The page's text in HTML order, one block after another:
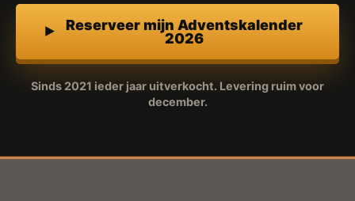
Reserveer mijn Adventskalender
2026
Sinds 2021 ieder jaar uitverkocht. Levering ruim voor
december.